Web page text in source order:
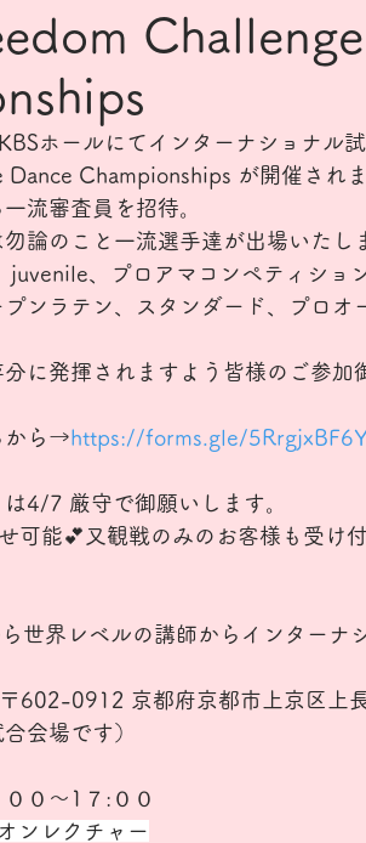
ホールにてインターナショナル
Dance Championships が開催され
流審査員を招待。
論のこと一流選手達が出場いたし
juvenile、プロアマコンペティショ
ンラテン、スタンダード、プロオ
に発揮されますよう皆様のご参加
から→https://forms.gle/
4/7 厳守で御願いします。
可能💕又観戦のみのお客様も受け
世界レベルの講師からインターナ
〒602-0912 京都府京都市上京区上
場です）
００～1７:００
ンレクチャー